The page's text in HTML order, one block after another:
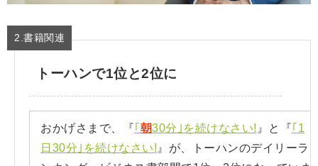
2.書籍関連
トーハンで1位と2位に
おかげさまで、『｢ 朝30分｣を続けなさい! 』と『｢1
日30分｣を続けなさい! 』が、トーハンのデイリーラ